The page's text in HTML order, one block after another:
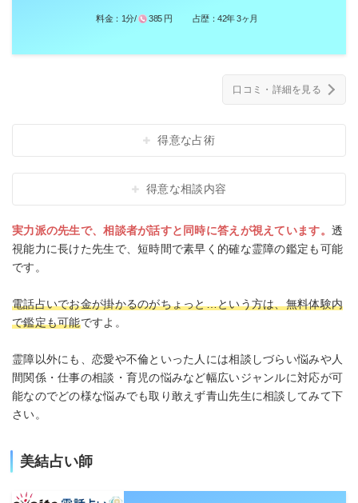
料金： 1分/ 385 円 占歴：42年 3ヶ月
口コミ・詳細を見る
得意な占術
得意な相談内容
実力派の先生で、相談者が話すと同時に答えが視えています。 透
視能力に長けた先生で、短時間で素早く的確な霊障の鑑定も可能
です。
電話占いでお金が掛かるのがちょっと…という方は、無料体験内
で鑑定も可能ですよ。
霊障以外にも、恋愛や不倫といった人には相談しづらい悩みや人
間関係・仕事の相談・育児の悩みなど幅広いジャンルに対応が可
能なのでどの様な悩みでも取り敢えず青山先生に相談してみて下
さい。
美結占い師